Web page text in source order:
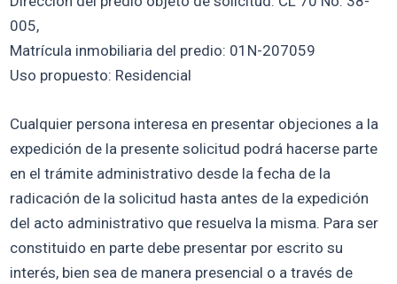
005,
Matrícula inmobiliaria del predio: 01N-207059
Uso propuesto: Residencial
Cualquier persona interesa en presentar objeciones a la
expedición de la presente solicitud podrá hacerse parte
en el trámite administrativo desde la fecha de la
radicación de la solicitud hasta antes de la expedición
del acto administrativo que resuelva la misma. Para ser
constituido en parte debe presentar por escrito su
interés, bien sea de manera presencial o a través de